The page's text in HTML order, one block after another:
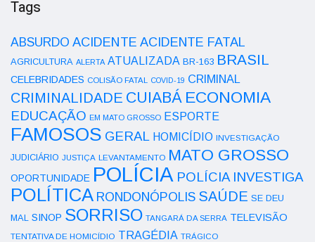
Tags
ABSURDO ACIDENTE ACIDENTE FATAL
AGRICULTURA ALERTA ATUALIZADA BR-163 BRASIL
CELEBRIDADES COLISÃO FATAL COVID-19 CRIMINAL
CRIMINALIDADE CUIABÁ ECONOMIA
EDUCAÇÃO EM MATO GROSSO ESPORTE
FAMOSOS GERAL HOMICÍDIO INVESTIGAÇÃO
JUDICIÁRIO JUSTIÇA LEVANTAMENTO MATO GROSSO
OPORTUNIDADE POLÍCIA POLÍCIA INVESTIGA
POLÍTICA RONDONÓPOLIS SAÚDE SE DEU
MAL SINOP SORRISO TANGARÁ DA SERRA TELEVISÃO
TENTATIVA DE HOMICÍDIO TRAGÉDIA TRÁGICO